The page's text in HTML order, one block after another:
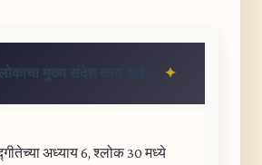
मुख्य संदेश काय आहे?
अध्याय 6, श्लोक 30 मध्ये